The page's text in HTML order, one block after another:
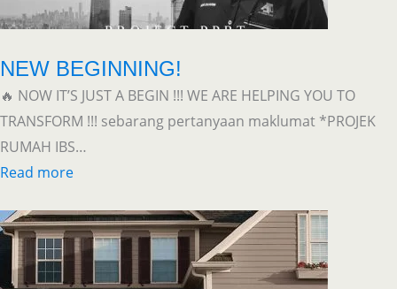
NEW BEGINNING!
🔥 NOW IT’S JUST A BEGIN !!! WE ARE HELPING YOU TO
TRANSFORM !!! sebarang pertanyaan maklumat *PROJEK
RUMAH IBS…
Read more